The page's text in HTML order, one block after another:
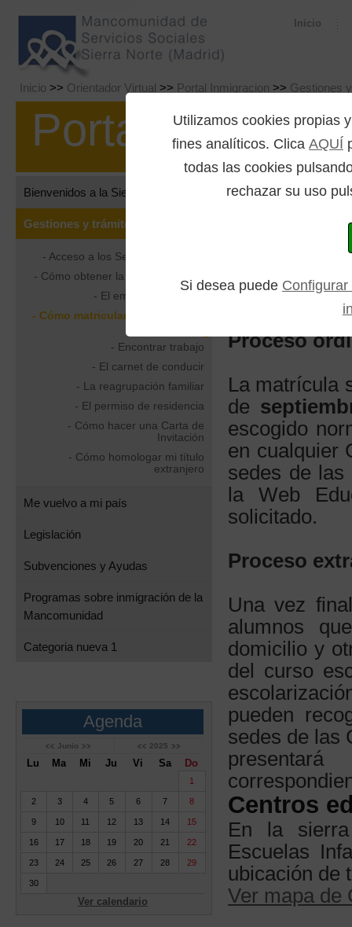
Utilizamos cookies propias
fines analíticos. Clica AQUÍ
todas las cookies
rechazar su uso
Si desea puede
Inicio
Inicio >> Orientador Virtual >> Portal Inmigracion >> Gestiones
Portal
Bienvenidos a la Sierra Norte
Gestiones y trámites
- Acceso a los Servicios Sociales
- Cómo obtener la tarjeta sanitaria
- El empadronamiento
- Cómo matricular a los niños y
- Encontrar trabajo
- El carnet de conducir
- La reagrupación familiar
- El permiso de residencia
- Cómo hacer una Carta de
Invitación
- Cómo homologar mi título
extranjero
Me vuelvo a mi país
Legislación
Subvenciones y Ayudas
Programas sobre inmigración de la
Mancomunidad
Categoria nueva 1
Agenda
Junio 2025
Lu Ma Mi Ju Vi Sa Do
1
2 3 4 5 6 7 8
9 10 11 12 13 14 15
16 17 18 19 20 21 22
23 24 25 26 27 28 29
30
Ver calendario
Si tienes
para él en
estos
Proceso
La matrícula
de
escogido
en cualquier
sedes de las
la Web
solicitado.
Proceso
Una vez
alumnos
domicilio y
del curso
pueden
sedes de las
Centros
En la
Escuelas
ubicación de
Ver mapa de